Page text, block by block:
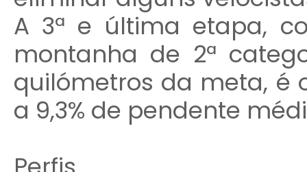
A 3ª e última etapa,
montanha de 2ª
quilómetros da meta, é
a 9,3% de pendente